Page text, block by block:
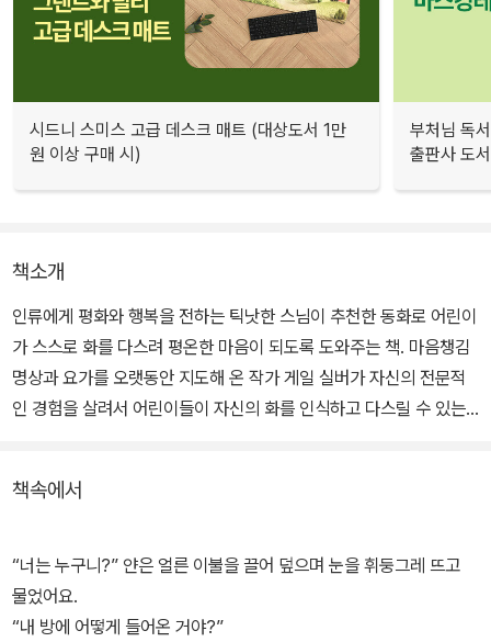
시드니 스미스 고급 데스크 매트 (대상도서 1만
원 이상 구매 시)
부처님 독
출판사 도
책소개
인류에게 평화와 행복을 전하는 틱낫한 스님이 추천한 동화로 어린이
가 스스로 화를 다스려 평온한 마음이 되도록 도와주는 책. 마음챙김
명상과 요가를 오랫동안 지도해 온 작가 게일 실버가 자신의 전문적
인 경험을 살려서 어린이들이 자신의 화를 인식하고 다스릴 수 있는
말을 듣지 않는 얀에게 얀의 할아버지는 자기 방으로 돌아가서 ‘화와
새빨간 털투성이 괴물이 나타나고, 얀은 새빨간 털투성이 화와 함께
이야기를 나누고 손을 맞잡고 춤을 추고, 방바닥을 쾅쾅 두드리기도
한다. 조금씩 진정된 얀은 바닥에 편안하게 앉아서 천천히 깊이 숨을
책속에서
“너는 누구니?” 얀은 얼른 이불을 끌어 덮으며 눈을 휘둥그레 뜨고
물었어요.
“내 방에 어떻게 들어온 거야?”